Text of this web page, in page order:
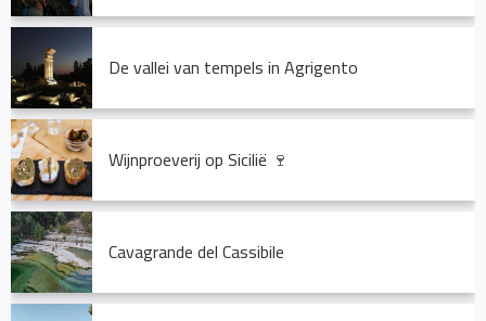
De vallei van tempels in Agrigento
Wijnproeverij op Sicilië 🍷
Cavagrande del Cassibile